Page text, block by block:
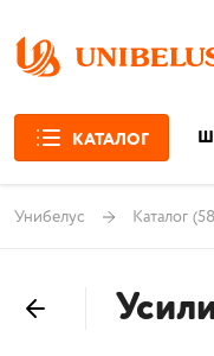
КАТАЛОГ
Унибелус Каталог